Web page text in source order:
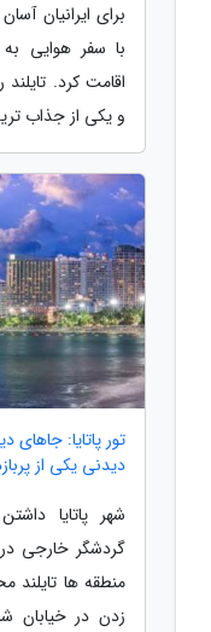
برای ایرانیان
اقامت کرد.
و یکی از جذاب
دیدنی یکی از
گردشگر خارجی در
منطقه ها
زدن در خیابان